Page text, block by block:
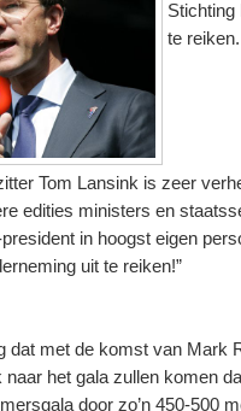
Stichting
te reiken.
Tom Lansink is zeer
edities ministers en
in hoogst eigen
uit te reiken!”
dat met de komst van Mark
naar het gala zullen komen
door zo’n 450-500